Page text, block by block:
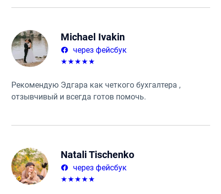
Michael Ivakin
через фейсбук
★★★★★
Рекомендую Эдгара как четкого бухгалтера ,
отзывчивый и всегда готов помочь.
Natali Tischenko
через фейсбук
★★★★★